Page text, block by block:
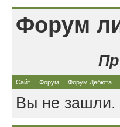
Форум
Сайт Форум Форум Дебюта
Вы не зашли.